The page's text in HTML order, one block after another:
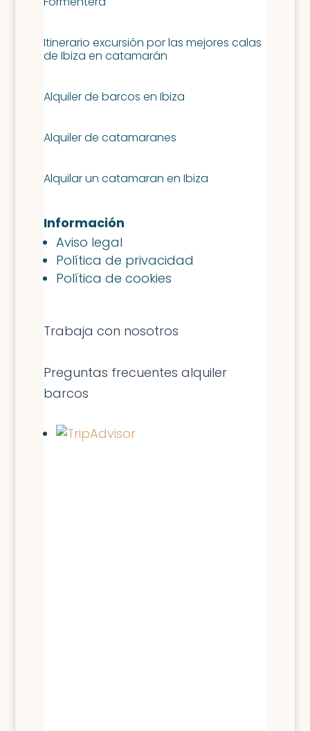
Itinerario excursión por las mejores calas
de Ibiza en catamarán
Alquiler de barcos en Ibiza
Alquiler de catamaranes
Alquilar un catamaran en Ibiza
Información
Aviso legal
Política de privacidad
Política de cookies
Trabaja con nosotros
Preguntas frecuentes alquiler
barcos